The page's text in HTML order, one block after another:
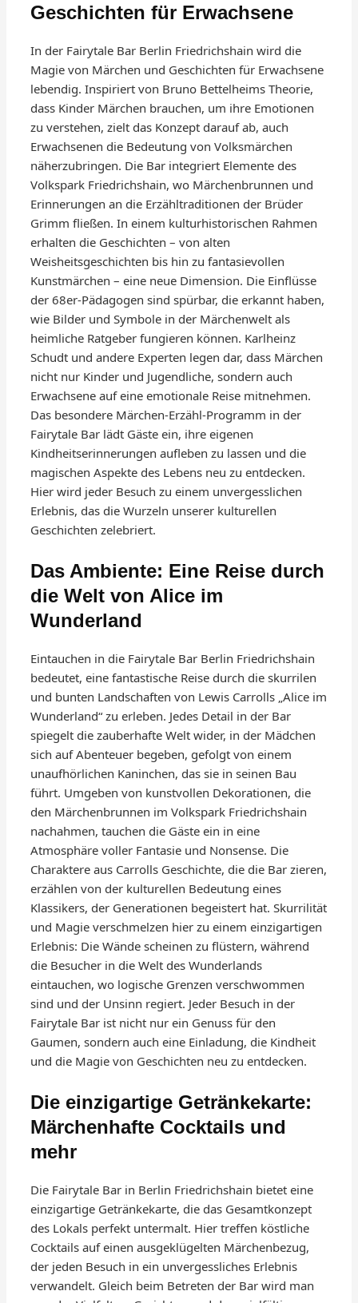
Geschichten für Erwachsene
In der Fairytale Bar Berlin Friedrichshain wird die
Magie von Märchen und Geschichten für Erwachsene
lebendig. Inspiriert von Bruno Bettelheims Theorie,
dass Kinder Märchen brauchen, um ihre Emotionen
zu verstehen, zielt das Konzept darauf ab, auch
Erwachsenen die Bedeutung von Volksmärchen
näherzubringen. Die Bar integriert Elemente des
Volkspark Friedrichshain, wo Märchenbrunnen und
Erinnerungen an die Erzähltraditionen der Brüder
Grimm fließen. In einem kulturhistorischen Rahmen
erhalten die Geschichten – von alten
Weisheitsgeschichten bis hin zu fantasievollen
Kunstmärchen – eine neue Dimension. Die Einflüsse
der 68er-Pädagogen sind spürbar, die erkannt haben,
wie Bilder und Symbole in der Märchenwelt als
heimliche Ratgeber fungieren können. Karlheinz
Schudt und andere Experten legen dar, dass Märchen
nicht nur Kinder und Jugendliche, sondern auch
Erwachsene auf eine emotionale Reise mitnehmen.
Das besondere Märchen-Erzähl-Programm in der
Fairytale Bar lädt Gäste ein, ihre eigenen
Kindheitserinnerungen aufleben zu lassen und die
magischen Aspekte des Lebens neu zu entdecken.
Hier wird jeder Besuch zu einem unvergesslichen
Erlebnis, das die Wurzeln unserer kulturellen
Geschichten zelebriert.
Das Ambiente: Eine Reise durch
die Welt von Alice im
Wunderland
Eintauchen in die Fairytale Bar Berlin Friedrichshain
bedeutet, eine fantastische Reise durch die skurrilen
und bunten Landschaften von Lewis Carrolls „Alice im
Wunderland“ zu erleben. Jedes Detail in der Bar
spiegelt die zauberhafte Welt wider, in der Mädchen
sich auf Abenteuer begeben, gefolgt von einem
unaufhörlichen Kaninchen, das sie in seinen Bau
führt. Umgeben von kunstvollen Dekorationen, die
den Märchenbrunnen im Volkspark Friedrichshain
nachahmen, tauchen die Gäste ein in eine
Atmosphäre voller Fantasie und Nonsense. Die
Charaktere aus Carrolls Geschichte, die die Bar zieren,
erzählen von der kulturellen Bedeutung eines
Klassikers, der Generationen begeistert hat. Skurrilität
und Magie verschmelzen hier zu einem einzigartigen
Erlebnis: Die Wände scheinen zu flüstern, während
die Besucher in die Welt des Wunderlands
eintauchen, wo logische Grenzen verschwommen
sind und der Unsinn regiert. Jeder Besuch in der
Fairytale Bar ist nicht nur ein Genuss für den
Gaumen, sondern auch eine Einladung, die Kindheit
und die Magie von Geschichten neu zu entdecken.
Die einzigartige Getränkekarte:
Märchenhafte Cocktails und
mehr
Die Fairytale Bar in Berlin Friedrichshain bietet eine
einzigartige Getränkekarte, die das Gesamtkonzept
des Lokals perfekt untermalt. Hier treffen köstliche
Cocktails auf einen ausgeklügelten Märchenbezug,
der jeden Besuch in ein unvergessliches Erlebnis
verwandelt. Gleich beim Betreten der Bar wird man